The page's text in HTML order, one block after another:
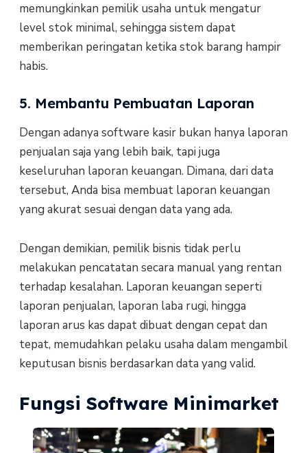
memungkinkan pemilik usaha untuk mengatur
level stok minimal, sehingga sistem dapat
memberikan peringatan ketika stok barang hampir
habis.
5. Membantu Pembuatan Laporan
Dengan adanya software kasir bukan hanya laporan
penjualan saja yang lebih baik, tapi juga
keseluruhan laporan keuangan. Dimana, dari data
tersebut, Anda bisa membuat laporan keuangan
yang akurat sesuai dengan data yang ada.
Dengan demikian, pemilik bisnis tidak perlu
melakukan pencatatan secara manual yang rentan
terhadap kesalahan. Laporan keuangan seperti
laporan penjualan, laporan laba rugi, hingga
laporan arus kas dapat dibuat dengan cepat dan
tepat, memudahkan pelaku usaha dalam mengambil
keputusan bisnis berdasarkan data yang valid.
Fungsi Software Minimarket